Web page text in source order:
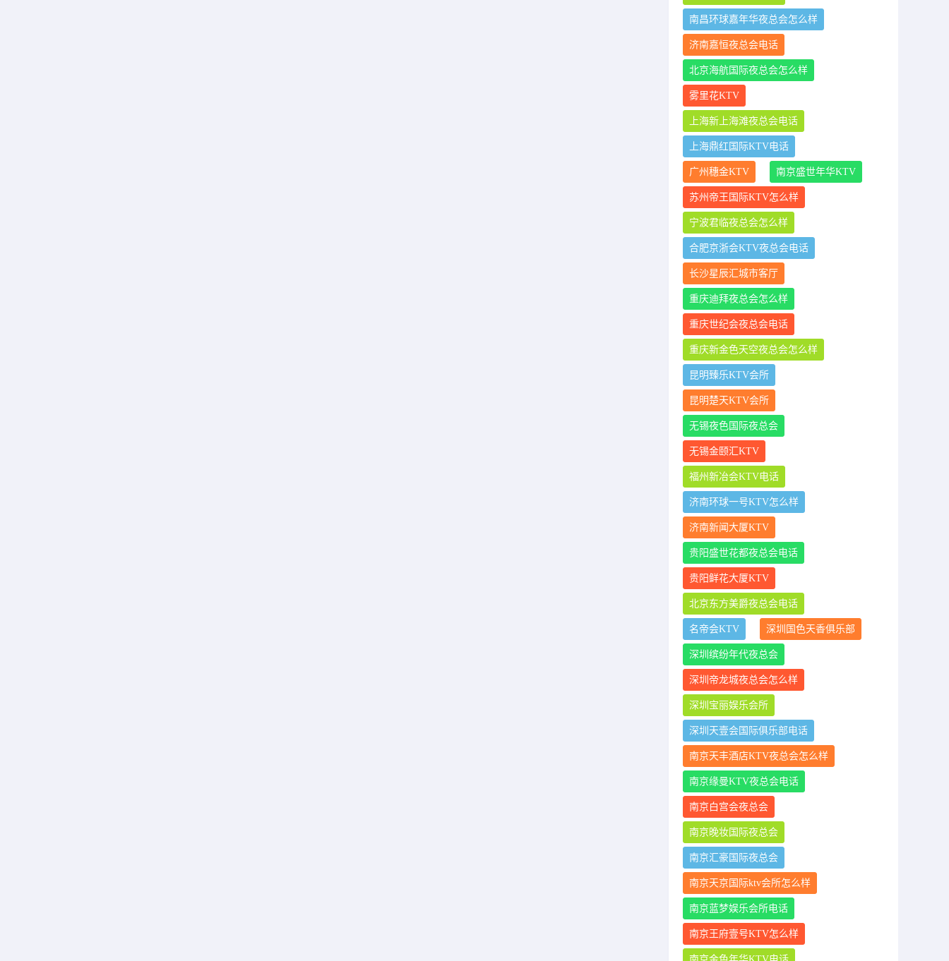
南昌环球嘉年华夜总会怎么样
济南嘉恒夜总会电话
北京海航国际夜总会怎么样
雾里花KTV
上海新上海滩夜总会电话
上海鼎红国际KTV电话
广州穗金KTV 南京盛世年华KTV
苏州帝王国际KTV怎么样
宁波君临夜总会怎么样
合肥京浙会KTV夜总会电话
长沙星辰汇城市客厅
重庆迪拜夜总会怎么样
重庆世纪会夜总会电话
重庆新金色天空夜总会怎么样
昆明臻乐KTV会所
昆明楚天KTV会所
无锡夜色国际夜总会
无锡金颐汇KTV
福州新冶会KTV电话
济南环球一号KTV怎么样
济南新闻大厦KTV
贵阳盛世花都夜总会电话
贵阳鲜花大厦KTV
北京东方美爵夜总会电话
名帝会KTV 深圳国色天香俱乐部
深圳缤纷年代夜总会
深圳帝龙城夜总会怎么样
深圳宝丽娱乐会所
深圳天壹会国际俱乐部电话
南京天丰酒店KTV夜总会怎么样
南京缘曼KTV夜总会电话
南京白宫会夜总会
南京晚妆国际夜总会
南京汇豪国际夜总会
南京天京国际ktv会所怎么样
南京蓝梦娱乐会所电话
南京王府壹号KTV怎么样